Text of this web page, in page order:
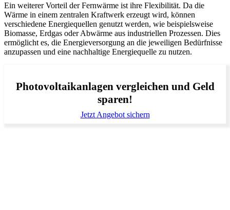
Ein weiterer Vorteil der Fernwärme ist ihre Flexibilität. Da die
Wärme in einem zentralen Kraftwerk erzeugt wird, können
verschiedene Energiequellen genutzt werden, wie beispielsweise
Biomasse, Erdgas oder Abwärme aus industriellen Prozessen. Dies
ermöglicht es, die Energieversorgung an die jeweiligen Bedürfnisse
anzupassen und eine nachhaltige Energiequelle zu nutzen.
Photovoltaikanlagen vergleichen und Geld
sparen!
Jetzt Angebot sichern